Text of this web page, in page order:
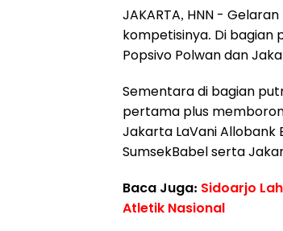
JAKARTA, HNN - Gelaran
kompetisinya. Di bagian
Popsivo Polwan dan
Sementara di bagian
pertama plus
Jakarta LaVani Allobank
SumsekBabel serta
Baca Juga: Sidoarjo
Atletik Nasional